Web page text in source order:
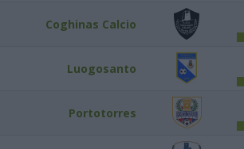
Coghinas Calcio
Luogosanto
Portotorres